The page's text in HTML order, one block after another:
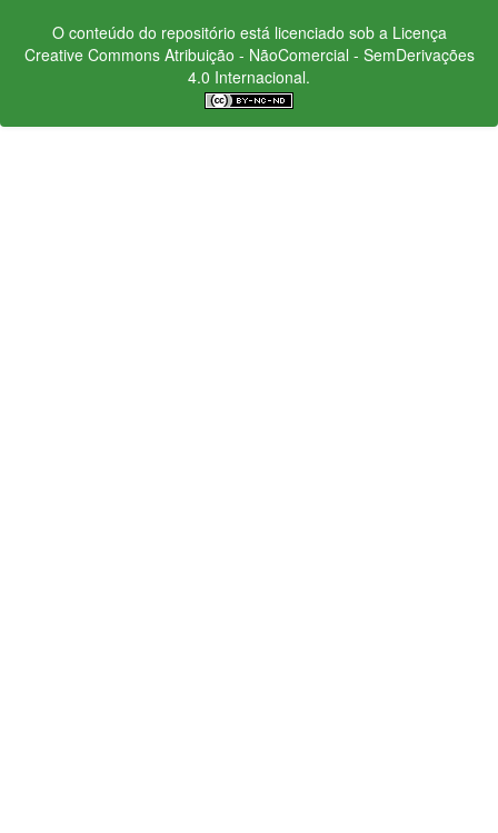
O conteúdo do repositório está licenciado sob a Licença
Creative CommonsAtribuição - NãoComercial - SemDerivações
4.0 Internacional.